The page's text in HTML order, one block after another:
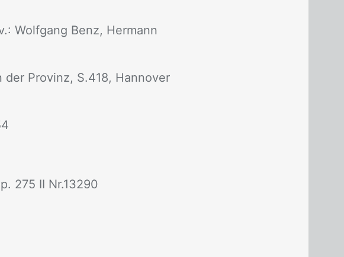
Wolf­gang Benz, Her­mann
Pro­vinz, S.418, Han­no­ver
275 II Nr.13290